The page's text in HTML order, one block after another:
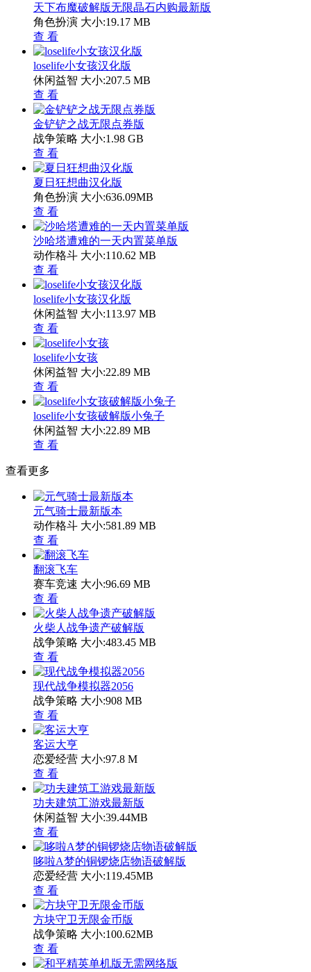
天下布魔破解版无限晶石内购最新版
角色扮演 大小:19.17 MB
查 看
loselife小女孩汉化版
休闲益智 大小:207.5 MB
查 看
金铲铲之战无限点券版
战争策略 大小:1.98 GB
查 看
夏日狂想曲汉化版
角色扮演 大小:636.09MB
查 看
沙哈塔遭难的一天内置菜单版
动作格斗 大小:110.62 MB
查 看
loselife小女孩汉化版
休闲益智 大小:113.97 MB
查 看
loselife小女孩
休闲益智 大小:22.89 MB
查 看
loselife小女孩破解版小兔子
休闲益智 大小:22.89 MB
查 看
查看更多
元气骑士最新版本
动作格斗 大小:581.89 MB
查 看
翻滚飞车
赛车竞速 大小:96.69 MB
查 看
火柴人战争遗产破解版
战争策略 大小:483.45 MB
查 看
现代战争模拟器2056
战争策略 大小:908 MB
查 看
客运大亨
恋爱经营 大小:97.8 M
查 看
功夫建筑工游戏最新版
休闲益智 大小:39.44MB
查 看
哆啦A梦的铜锣烧店物语破解版
恋爱经营 大小:119.45MB
查 看
方块守卫无限金币版
战争策略 大小:100.62MB
查 看